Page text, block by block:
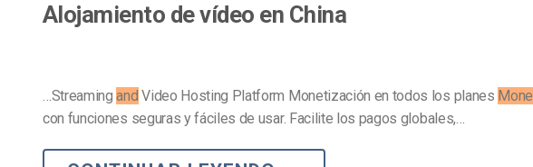
Alojamiento de vídeo en China
…Streamingand Video Hosting Platform Monetización en todos los planes
con funciones seguras y fáciles de usar. Facilite los pagos globales,…